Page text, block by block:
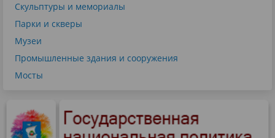
Скульптуры и мемориалы
Парки и скверы
Музеи
Промышленные здания и сооружения
Мосты